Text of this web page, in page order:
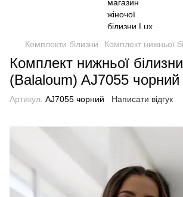
Комплекти білизни Комплект нижньої
Комплект нижньої
(Balaloum) AJ7055 чорний
Артикул: AJ7055 чорний Написати відгук